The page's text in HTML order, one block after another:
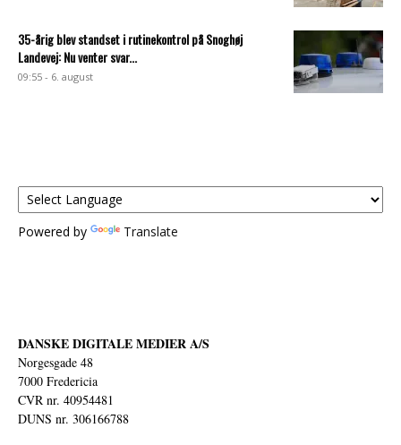
35-årig blev standset i rutinekontrol på Snoghøj
Landevej: Nu venter svar...
09:55 - 6. august
Powered by Translate
DANSKE DIGITALE MEDIER A/S
Norgesgade 48
7000 Fredericia
CVR nr. 40954481
DUNS nr. 306166788